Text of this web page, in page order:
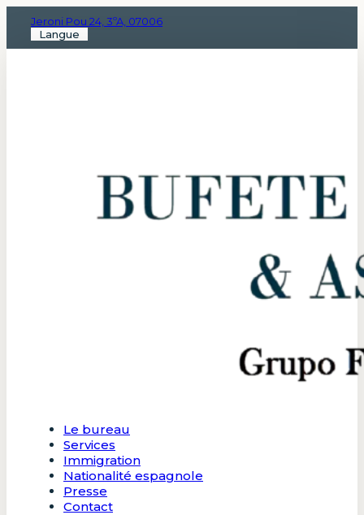
Jeroni Pou 24, 3ºA, 07006
Langue
Le bureau
Services
Immigration
Nationalité espagnole
Presse
Contact